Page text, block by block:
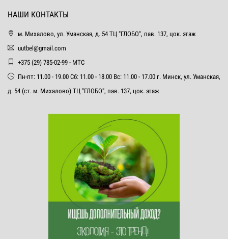
НАШИ КОНТАКТЫ
м. Михалово, ул. Уманская, д. 54 ТЦ "ГЛОБО", пав. 137, цок. этаж
uutbel@gmail.com
+375 (29) 785-02-99 - МТС
Пн-пт: 11.00 - 19.00 Сб: 11.00 - 18.00 Вс: 11.00 - 17.00 г. Минск, ул. Уманская,
д. 54 (ст. м. Михалово) ТЦ "ГЛОБО", пав. 137, цок. этаж